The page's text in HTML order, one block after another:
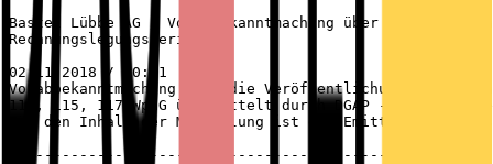
Bastei Lübbe AG / Vorabbekanntmachung über die
Rechnungslegungsberichten
02.11.2018 / 10:51
Vorabbekanntmachung über die Veröffentlichung von
114, 115, 117 WpHG übermittelt durch DGAP - ein Service
Für den Inhalt der Mitteilung ist der Emittent /